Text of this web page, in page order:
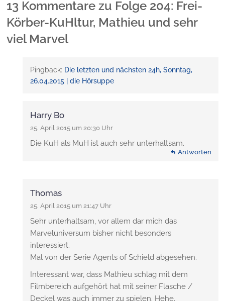
13 Kommentare zu Folge 204: Frei-
Körber-KuHltur, Mathieu und sehr
viel Marvel
Pingback: Die letzten und nächsten 24h, Sonntag,
26.04.2015 | die Hörsuppe
Harry Bo
25. April 2015 um 20:30 Uhr
Die KuH als MuH ist auch sehr unterhaltsam.
Antworten
Thomas
25. April 2015 um 21:47 Uhr
Sehr unterhaltsam, vor allem dar mich das
Marveluniversum bisher nicht besonders
interessiert.
Mal von der Serie Agents of Schield abgesehen.
Interessant war, dass Mathieu schlag mit dem
Filmbereich aufgehört hat mit seiner Flasche /
Deckel was auch immer zu spielen. Hehe.